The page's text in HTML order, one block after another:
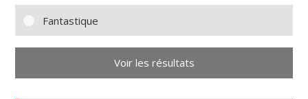
Fantastique
Voir les résultats